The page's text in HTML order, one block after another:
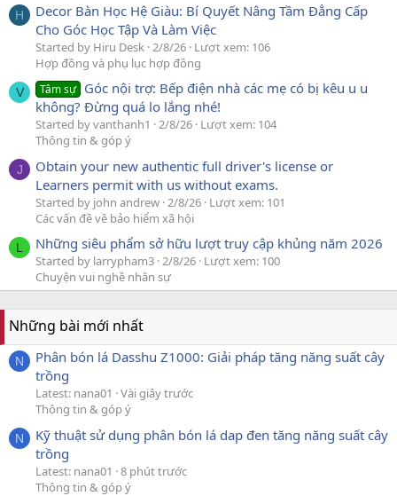
H
Decor Bàn Học Hệ Giàu: Bí Quyết Nâng Tầm Đẳng Cấp
Cho Góc Học Tập Và Làm Việc
Started by Hiru Desk 2/8/26 Lượt xem: 106
Hợp đồng và phụ lục hợp đồng
V Tâm sự Góc nội trợ: Bếp điện nhà các mẹ có bị kêu u u
không? Đừng quá lo lắng nhé!
Started by vanthanh1 2/8/26 Lượt xem: 104
Thông tin & góp ý
J
Obtain your new authentic full driver's license or
Learners permit with us without exams.
Started by john andrew 2/8/26 Lượt xem: 101
Các vấn đề về bảo hiểm xã hội
L Những siêu phẩm sở hữu lượt truy cập khủng năm 2026
Started by larrypham3 2/8/26 Lượt xem: 100
Chuyện vui nghề nhân sự
Những bài mới nhất
N
Phân bón lá Dasshu Z1000: Giải pháp tăng năng suất cây
trồng
Latest: nana01
Vài giây trước
Thông tin & góp ý
N
Kỹ thuật sử dụng phân bón lá dap đen tăng năng suất cây
trồng
Latest: nana01
8 phút trước
Thông tin & góp ý